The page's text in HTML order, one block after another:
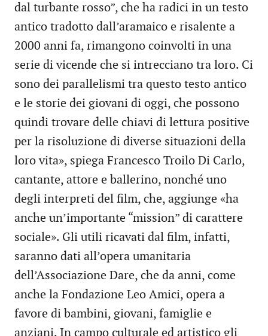
dal turbante rosso”, che ha radici in un testo
antico tradotto dall’aramaico e risalente a
2000 anni fa, rimangono coinvolti in una
serie di vicende che si intrecciano tra loro. Ci
sono dei parallelismi tra questo testo antico
e le storie dei giovani di oggi, che possono
quindi trovare delle chiavi di lettura positive
per la risoluzione di diverse situazioni della
loro vita», spiega Francesco Troilo Di Carlo,
cantante, attore e ballerino, nonché uno
degli interpreti del film, che, aggiunge «ha
anche un’importante “mission” di carattere
sociale». Gli utili ricavati dal film, infatti,
saranno dati all’opera umanitaria
dell’Associazione Dare, che da anni, come
anche la Fondazione Leo Amici, opera a
favore di bambini, giovani, famiglie e